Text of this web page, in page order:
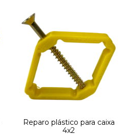
Reparo plástico para caixa
4x2